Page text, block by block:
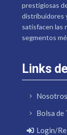
prestigiosas
distribuidores
satisfacen las
segmentos
Links
Nosotros
Bolsa de
Login/